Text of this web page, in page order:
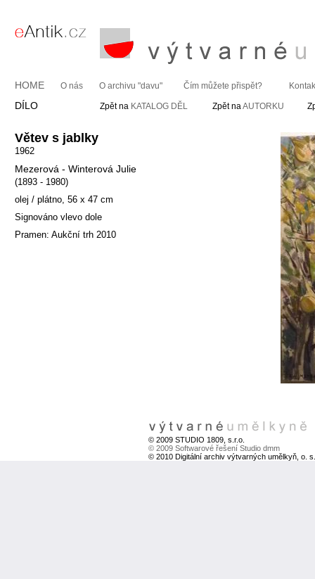
HOME O nás O archivu "davu" Čím můžete přispět?
DÍLO Zpět na KATALOG DĚL Zpět naAUTORKU
Větev s jablky
1962
Mezerová - Winterová Julie
(1893 - 1980)
olej / plátno, 56 x 47 cm
Signováno vlevo dole
Pramen: Aukční trh 2010
© 2009 STUDIO 1809, s.r.o.
© 2009 Softwarové řešení Studio dmm
© 2010 Digitální archiv výtvarných umělkyň, o. s.